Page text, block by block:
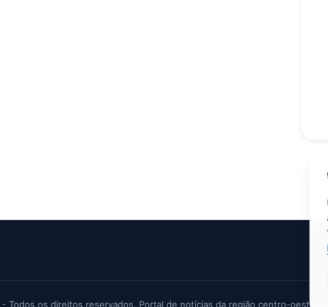
Todos os direitos reservados. Portal de notícias da região centro-oeste do